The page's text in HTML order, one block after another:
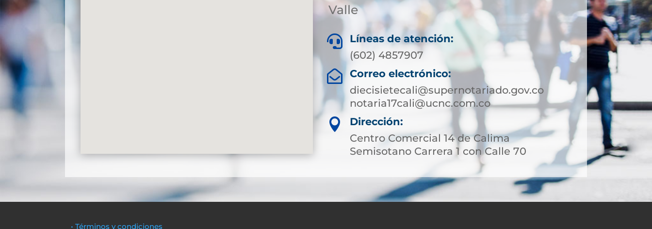
Valle

Líneas de atención:
(602) 4857907

Correo electrónico:
diecisietecali@supernotariado.gov.co
notaria17cali@ucnc.com.co

Dirección:
Centro Comercial 14 de Calima
Semisotano Carrera 1 con Calle 70
• Términos y condiciones